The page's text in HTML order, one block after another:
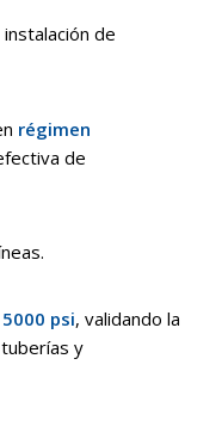
de
régimen
de
.
5000 psi, validando la
y